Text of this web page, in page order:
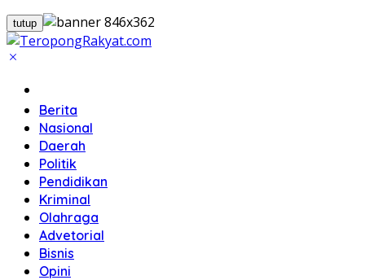
tutup
Berita
Nasional
Daerah
Politik
Pendidikan
Kriminal
Olahraga
Advetorial
Bisnis
Opini